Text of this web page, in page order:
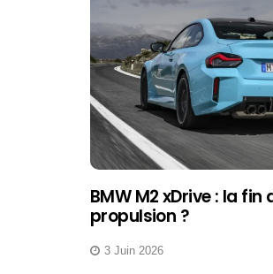
BMW M2 xDrive : la fin
propulsion ?
3 Juin 2026